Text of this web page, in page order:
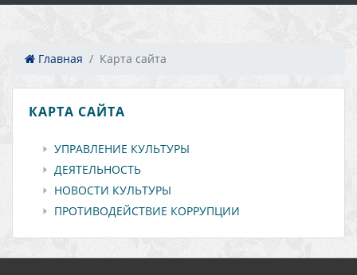
Главная Карта сайта
КАРТА САЙТА
УПРАВЛЕНИЕ КУЛЬТУРЫ
ДЕЯТЕЛЬНОСТЬ
НОВОСТИ КУЛЬТУРЫ
ПРОТИВОДЕЙСТВИЕ КОРРУПЦИИ